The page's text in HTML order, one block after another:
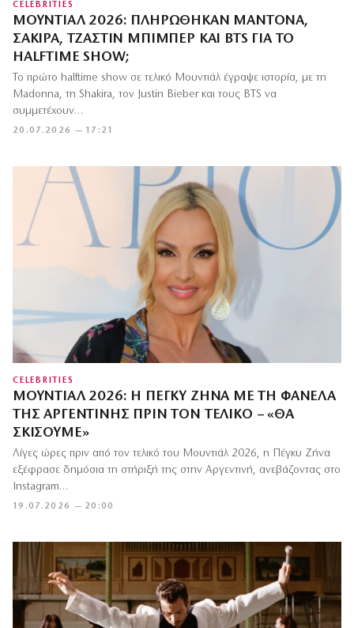
CELEBRITIES
ΜΟΥΝΤΙΆΛ 2026: ΠΛΗΡΏΘΗΚΑΝ ΜΑΝΤΌΝΑ,
ΣΑΚΊΡΑ, ΤΖΆΣΤΙΝ ΜΠΊΜΠΕΡ ΚΑΙ BTS ΓΙΑ ΤΟ
HALFTIME SHOW;
20.07.2026 — 17:21
Το πρώτο halftime show σε τελικό Μουντιάλ έγραψε ιστορία, με τη
Madonna, τη Shakira, τον Justin Bieber και τους BTS να
συμμετέχουν…
CELEBRITIES
ΜΟΥΝΤΙΆΛ 2026: Η ΠΈΓΚΥ ΖΉΝΑ ΜΕ ΤΗ ΦΑΝΈΛΑ
ΤΗΣ ΑΡΓΕΝΤΙΝΉΣ ΠΡΙΝ ΤΟΝ ΤΕΛΙΚΌ – «ΘΑ
ΣΚΊΣΟΥΜΕ»
19.07.2026 — 20:00
Λίγες ώρες πριν από τον τελικό του Μουντιάλ 2026, η Πέγκυ Ζήνα
εξέφρασε δημόσια τη στήριξή της στην Αργεντινή, ανεβάζοντας στο
Instagram…